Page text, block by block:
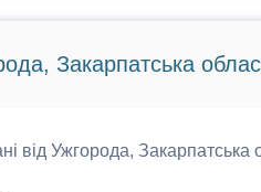
Закарпатська
від Ужгорода,